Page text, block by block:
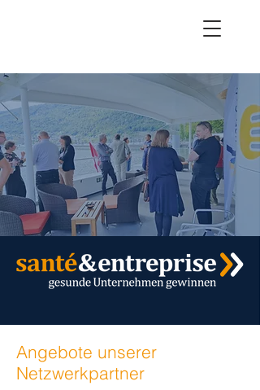
Angebote unserer
Netzwerkpartner